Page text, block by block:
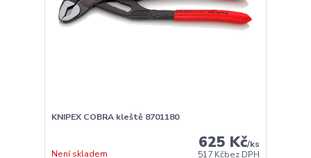
KNIPEX COBRA kleště 8701180
625 Kč/ks
517 Kčbez DPH
Není skladem